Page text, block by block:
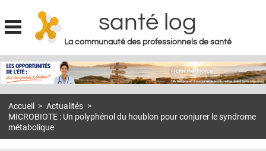
Jump to navigation
santé log
La communauté des professionnels de santé
MON COMPTE
S'ABONNER À LA REVUE SOIN À DOMICILE
Accueil > Actualités >
MICROBIOTE : Un polyphénol du houblon pour conjurer le syndrome
métabolique